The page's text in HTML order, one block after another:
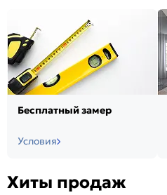
Бесплатный замер
Условия
Хиты продаж